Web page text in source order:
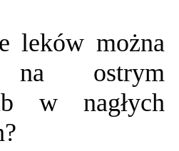
leków można
na ostrym
w nagłych